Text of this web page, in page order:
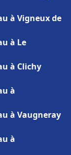
à Vigneux de
à Le
à Clichy
à
à Vaugneray
à